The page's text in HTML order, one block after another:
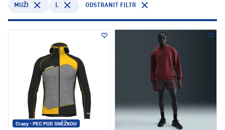
MUŽI L ODSTRANIT FILTR
Crazy - PEC POD SNĚŽKOU